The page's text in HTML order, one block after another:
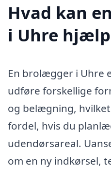
Hvad kan
i Uhre
En brolægger i Uhre
udføre forskellige
og belægning,
fordel, hvis du
udendørsareal.
om en ny indkørsel,